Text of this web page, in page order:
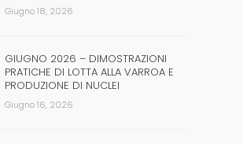
Giugno 18, 2026
GIUGNO 2026 – DIMOSTRAZIONI
PRATICHE DI LOTTA ALLA VARROA E
PRODUZIONE DI NUCLEI
Giugno 16, 2026